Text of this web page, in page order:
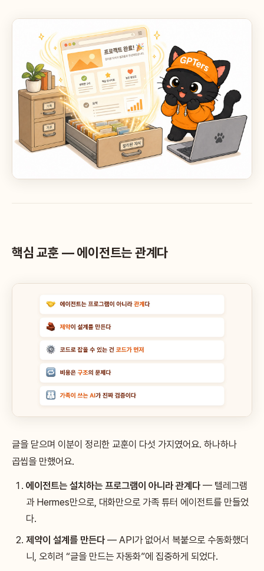
핵심 교훈 — 에이전트는 관계다
글을 닫으며 이분이 정리한 교훈이 다섯 가지였어요. 하나하나
곱씹을 만했어요.
에이전트는 설치하는 프로그램이 아니라 관계다 — 텔레그램
과 Hermes만으로, 대화만으로 가족 튜터 에이전트를 만들었
다.
제약이 설계를 만든다 — API가 없어서 복붙으로 수동화했더
니, 오히려 “글을 만드는 자동화”에 집중하게 되었다.